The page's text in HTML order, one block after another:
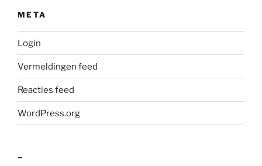
META
Login
Vermeldingen feed
Reacties feed
WordPress.org
–